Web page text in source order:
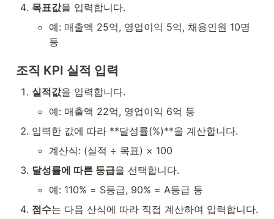
목표값을 입력합니다.
예: 매출액 25억, 영업이익 5억, 채용인원 10명
등
조직 KPI 실적 입력
실적값을 입력합니다.
예: 매출액 22억, 영업이익 6억 등
입력한 값에 따라 **달성률(%)**을 계산합니다.
계산식: (실적 ÷ 목표) × 100
달성률에 따른 등급을 선택합니다.
예: 110% = S등급, 90% = A등급 등
점수는 다음 산식에 따라 직접 계산하여 입력합니다.